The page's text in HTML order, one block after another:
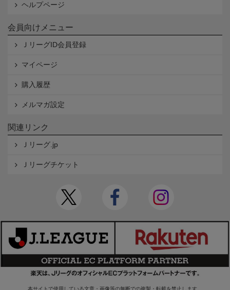
ヘルプページ
会員向けメニュー
ＪリーグID会員登録
マイページ
購入履歴
メルマガ設定
関連リンク
Ｊリーグ.jp
Ｊリーグチケット
本サイトで使用している文章・画像等の無断での複製・転載を禁止します。